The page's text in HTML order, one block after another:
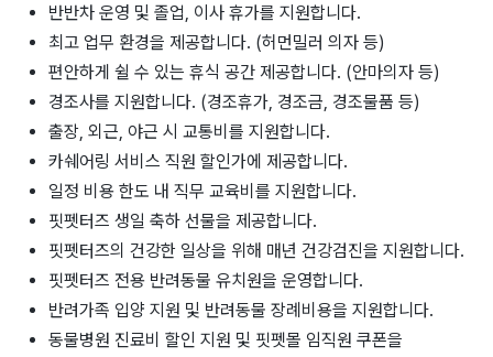
반반차 운영 및 졸업, 이사 휴가를 지원합니다.
최고 업무 환경을 제공합니다. (허먼밀러 의자 등)
편안하게 쉴 수 있는 휴식 공간 제공합니다. (안마의자 등)
경조사를 지원합니다. (경조휴가, 경조금, 경조물품 등)
출장, 외근, 야근 시 교통비를 지원합니다.
카쉐어링 서비스 직원 할인가에 제공합니다.
일정 비용 한도 내 직무 교육비를 지원합니다.
핏펫터즈 생일 축하 선물을 제공합니다.
핏펫터즈의 건강한 일상을 위해 매년 건강검진을 지원합니다.
핏펫터즈 전용 반려동물 유치원을 운영합니다.
반려가족 입양 지원 및 반려동물 장례비용을 지원합니다.
동물병원 진료비 할인 지원 및 핏펫몰 임직원 쿠폰을